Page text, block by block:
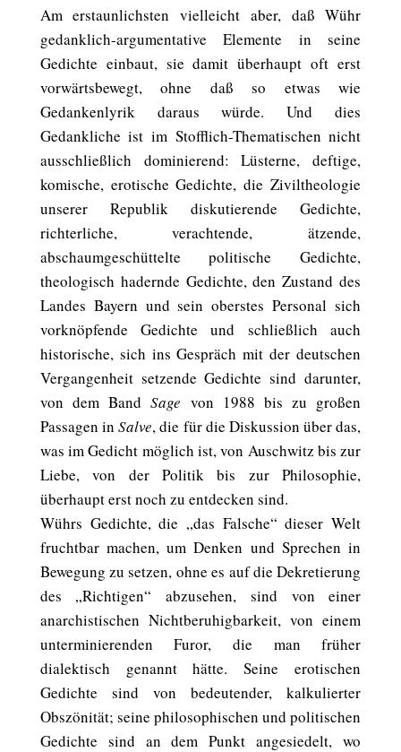
Am erstaunlichsten vielleicht aber, daß Wühr
gedanklich-argumentative Elemente in seine
Gedichte einbaut, sie damit überhaupt oft erst
vorwärtsbewegt, ohne daß so etwas wie
Gedankenlyrik daraus würde. Und dies
Gedankliche ist im Stofflich-Thematischen nicht
ausschließlich dominierend: Lüsterne, deftige,
komische, erotische Gedichte, die Ziviltheologie
unserer Republik diskutierende Gedichte,
richterliche, verachtende, ätzende,
abschaumgeschüttelte politische Gedichte,
theologisch hadernde Gedichte, den Zustand des
Landes Bayern und sein oberstes Personal sich
vorknöpfende Gedichte und schließlich auch
historische, sich ins Gespräch mit der deutschen
Vergangenheit setzende Gedichte sind darunter,
von dem BandSage von 1988 bis zu großen
Passagen inSalve, die für die Diskussion über das,
was im Gedicht möglich ist, von Auschwitz bis zur
Liebe, von der Politik bis zur Philosophie,
überhaupt erst noch zu entdecken sind.
Wührs Gedichte, die „das Falsche“ dieser Welt
fruchtbar machen, um Denken und Sprechen in
Bewegung zu setzen, ohne es auf die Dekretierung
des „Richtigen“ abzusehen, sind von einer
anarchistischen Nichtberuhigbarkeit, von einem
unterminierenden Furor, die man früher
dialektisch genannt hätte. Seine erotischen
Gedichte sind von bedeutender, kalkulierter
Obszönität; seine philosophischen und politischen
Gedichte sind an dem Punkt angesiedelt, wo